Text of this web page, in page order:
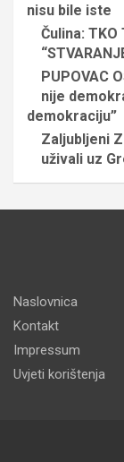
nisu bile iste
Čulina: TKO
PUPOVAC
nije
demokraciju”
Zaljubljeni
uživali uz
Naslovnica
Kontakt
Impressum
Uvjeti korištenja